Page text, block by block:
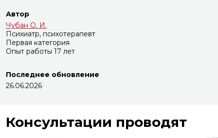
Автор
Чубан О. И.
Психиатр, психотерапевт
Первая категория
Опыт работы 17 лет
Последнее обновление
26.06.2026
Консультации проводят